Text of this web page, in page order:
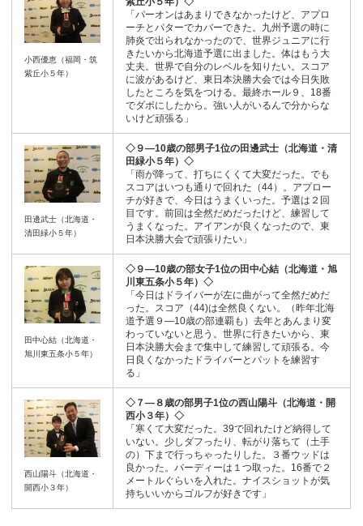
小西優恵（福岡・筑
紫丘小５年）
「パーオンはあまりできなかったけど、アプロ
ーチとパターでカバーできた。九州予選の時に
肺炎で出られなかったので、世界ジュニアに行
きたいから北海道予選に出ました。体はもう大
丈夫。世界で自分のレベルを知りたい。スコア
に波があるけど、東日本決勝大会では今日失敗
したところを気をつける。最終ホール９、18番
でダボにしたから。強い人がいるんで分からな
いけど頑張る」
田邊武士（北海道・
清田緑小５年）
◇９―10歳の部男子1位の田邊武士（北海道・清
田緑小５年）◇
「雨が降って、打ちにくくて大変だった。でも
スコアはいつも通りで回れた（44）。アプロー
チが好きで、今日はうまくいった。予選は２回
目です。前回は全然だめだったけど、練習して
うまくなった。アイアンが良くなったので、東
日本決勝大会で頑張りたい」
田中心結（北海道・
旭川東五条小５年）
◇９―10歳の部女子1位の田中心結（北海道・旭
川東五条小５年）◇
「今日はドライバーが左に曲がって全然だめだ
った。スコア（44)は全然良くない。（昨年北海
道予選９―10歳の部連覇も）去年とあんまり変
わっていないと思う。世界に行きたいから、東
日本決勝大会まで集中して練習して頑張る。今
日良くなかったドライバーとパットを練習す
る」
西山陽斗（北海道・
開西小３年）
◇７―８歳の部男子1位の西山陽斗（北海道・開
西小３年）◇
「寒くて大変だった。39で回れたけど納得して
いない。少しダフったり、転がり落ちて（土手
の）下まで行っちゃったりした。３番ウッドは
良かった。バーディーは１つ取った。16番で２
メートルぐらいを入れた。ナイスショットが気
持ちいいからゴルフが好きです」